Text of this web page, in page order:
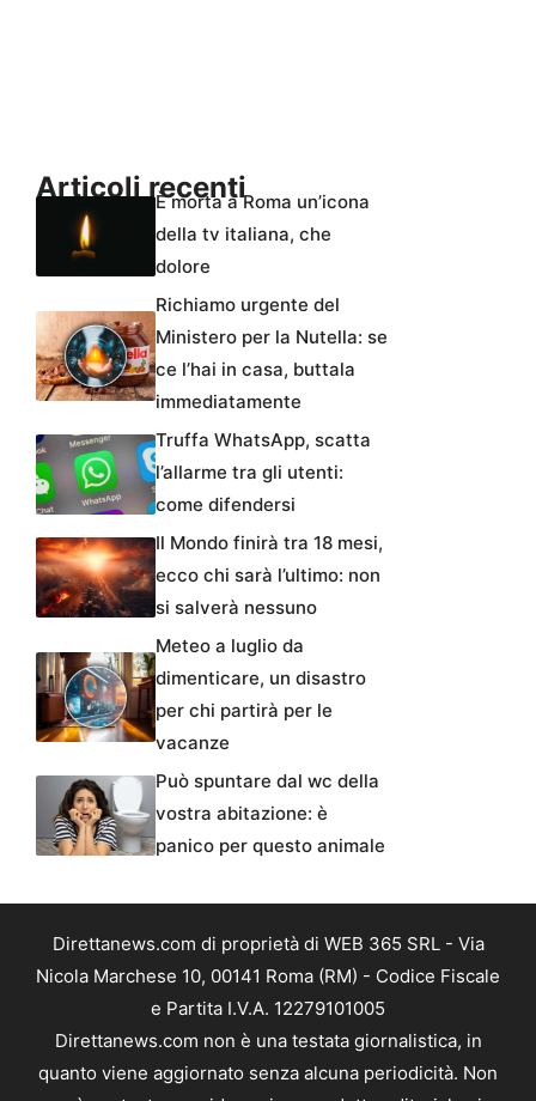
Articoli recentiÈ morta a Roma un’icona
della tv italiana, che
dolore
Richiamo urgente del
Ministero per la Nutella: se
ce l’hai in casa, buttala
immediatamente
Truffa WhatsApp, scatta
l’allarme tra gli utenti:
come difendersi
Il Mondo finirà tra 18 mesi,
ecco chi sarà l’ultimo: non
si salverà nessuno
Meteo a luglio da
dimenticare, un disastro
per chi partirà per le
vacanze
Può spuntare dal wc della
vostra abitazione: è
panico per questo animale
Direttanews.com di proprietà di WEB 365 SRL - Via
Nicola Marchese 10, 00141 Roma (RM) - Codice Fiscale
e Partita I.V.A. 12279101005
Direttanews.com non è una testata giornalistica, in
quanto viene aggiornato senza alcuna periodicità. Non